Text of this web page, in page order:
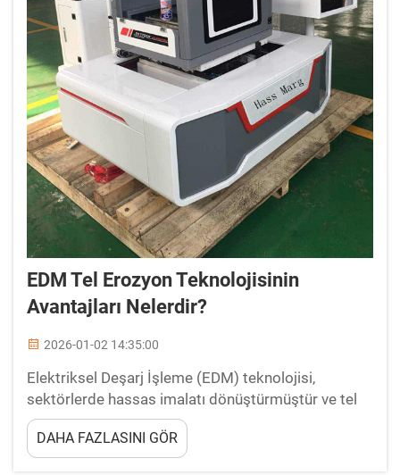
EDM Tel Erozyon Teknolojisinin
Avantajları Nelerdir?
2026-01-02 14:35:00
Elektriksel Deşarj İşleme (EDM) teknolojisi,
sektörlerde hassas imalatı dönüştürmüştür ve tel
erozyon günümüzde mevcut en gelişmiş işleme
yöntemlerinden biridir. Bu gelişmiş üretim süreci,
bir...
DAHA FAZLASINI GÖR